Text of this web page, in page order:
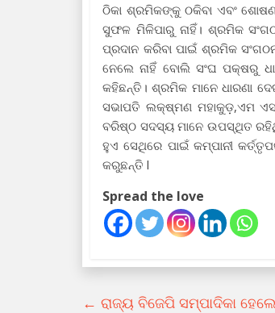
ଠିକା ଶ୍ରମିକଙ୍କୁ ଠକିବା ଏବଂ
ସୁଫଳ ମିଳିପାରୁ ନାହିଁ। ଶ୍ରମିକ
ପ୍ରଦାନ କରିବା ପାଇଁ ଶ୍ରମିକ
ନେଲେ ନାହିଁ ବୋଲି ସଂଘ ପକ୍ଷରୁ
କହିଛନ୍ତି। ଶ୍ରମିକ ମାନେ ଧାରଣା
ସଭାପତି ଲକ୍ଷ୍ମଣ ମହାକୁଡ଼,ଏମ
ବରିଷ୍ଠ ସଦସ୍ୟ ମାନେ ଉପସ୍ଥିତ
ହୁଏ ସେଥିରେ ପାଇଁ କମ୍ପାନୀ
କରୁଛନ୍ତି l
Spread the love
← ରାଜ୍ୟ ବିଜେପି ସମ୍ପାଦିକା